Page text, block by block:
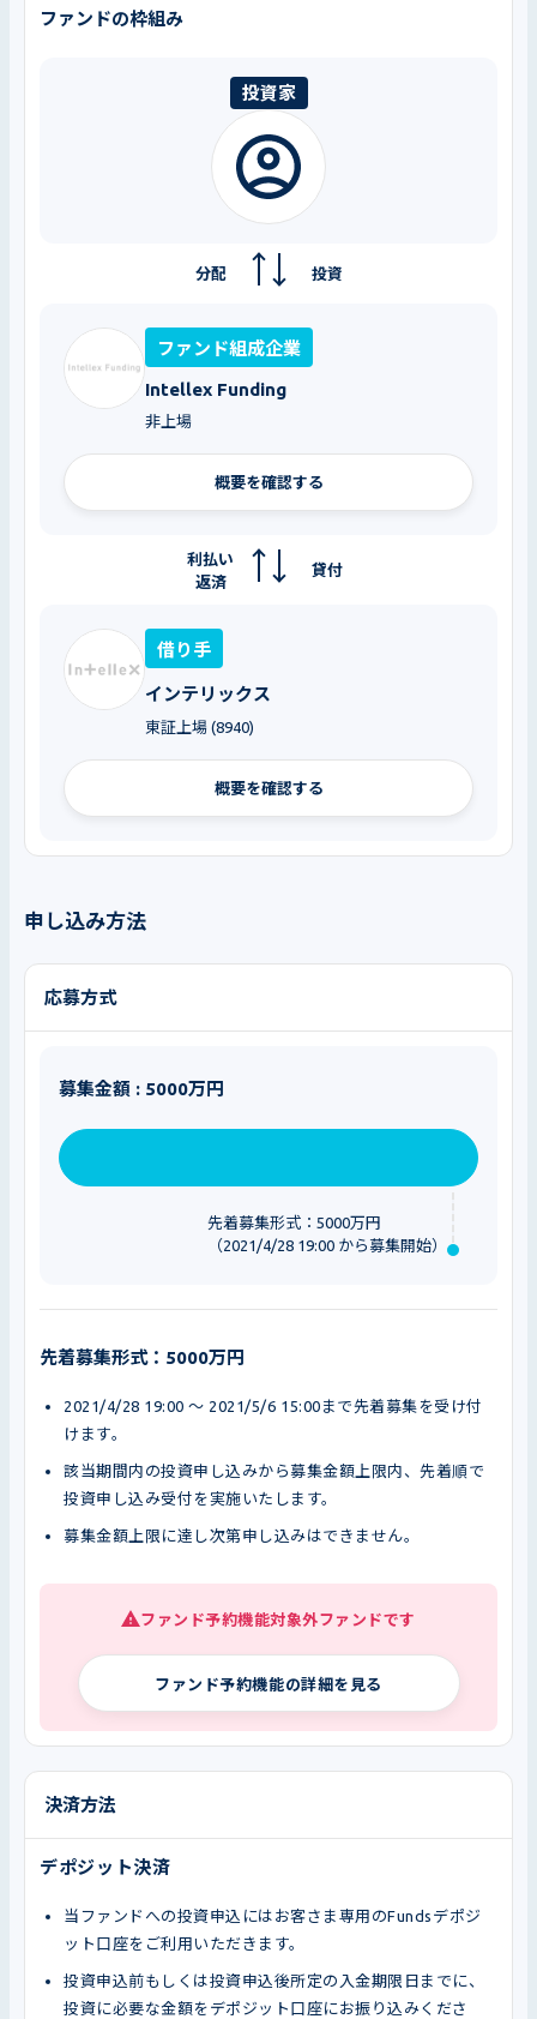
ファンドの枠組み
投資家
投資
分配
ファンド組成企業
Intellex Funding
非上場
概要を確認する
貸付
利払い
返済
借り手
インテリックス
東証上場 (8940)
概要を確認する
申し込み方法
応募方式
募集金額 : 5000万円
先着募集形式：5000万円
（2021/4/28 19:00 から募集開始）
先着募集形式：5000万円
2021/4/28 19:00 〜 2021/5/6 15:00まで先着募集を受け付
けます。
該当期間内の投資申し込みから募集金額上限内、先着順で
投資申し込み受付を実施いたします。
募集金額上限に達し次第申し込みはできません。
ファンド予約機能対象外ファンドです
ファンド予約機能の詳細を見る
決済方法
デポジット決済
当ファンドへの投資申込にはお客さま専用のFundsデポジ
ット口座をご利用いただきます。
投資申込前もしくは投資申込後所定の入金期限日までに、
投資に必要な金額をデポジット口座にお振り込みくださ